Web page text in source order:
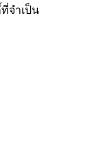
จำเป็น